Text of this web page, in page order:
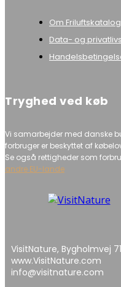
Om
Data- og
Tryghed ved køb
Vi samarbejder med danske
forbruger er beskyttet af
Se også rettigheder som
andre EU-lande
VisitNature, Bygholmvej
www.VisitNature.com
info@visitnature.com